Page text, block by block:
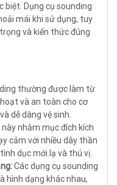
biệt. Dụng cụ sounding
mái khi sử dụng, tuy
và kiến thức đúng
thường được làm từ
và an toàn cho cơ
dễ dàng vệ sinh.
này nhằm mục đích kích
cảm với nhiều dây thần
dục mới lạ và thú vị.
Các dụng cụ sounding
hình dạng khác nhau,